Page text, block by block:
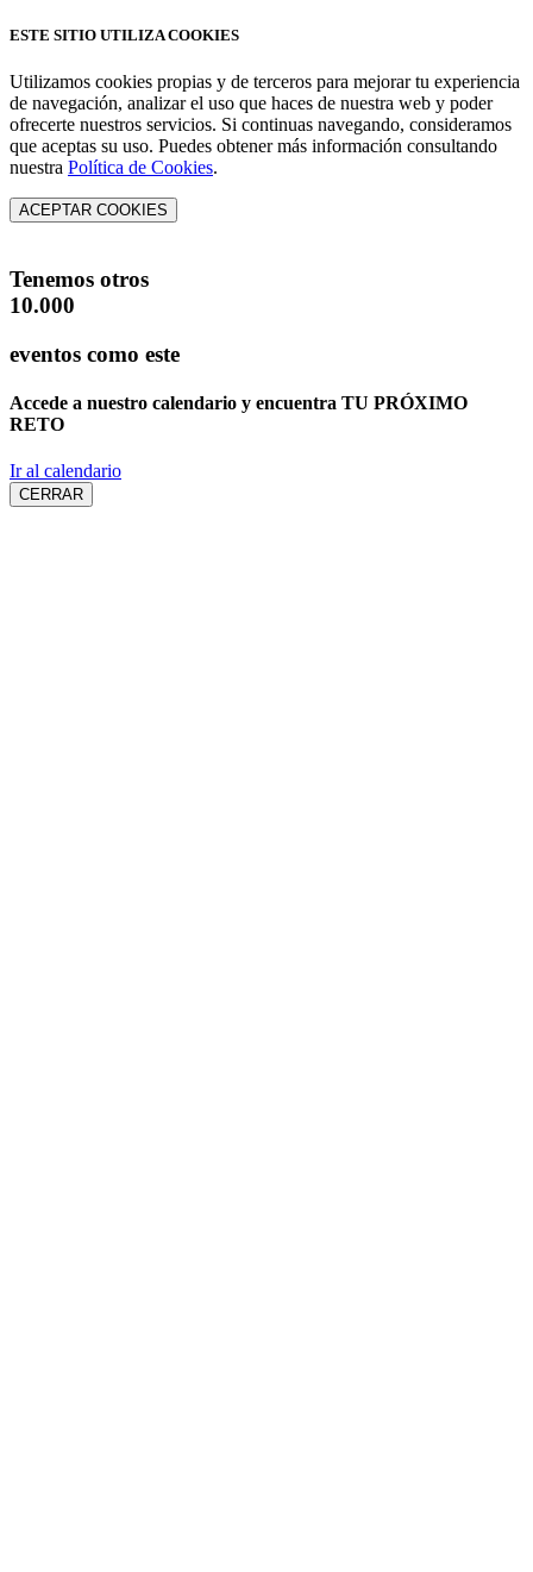
ESTE SITIO UTILIZA COOKIES
Utilizamos cookies propias y de terceros para mejorar tu experiencia
de navegación, analizar el uso que haces de nuestra web y poder
ofrecerte nuestros servicios. Si continuas navegando, consideramos
que aceptas su uso. Puedes obtener más información consultando
nuestra Política de Cookies.
ACEPTAR COOKIES
Tenemos otros
10.000
eventos como este
Accede a nuestro calendario y encuentra TU PRÓXIMO
RETO
Ir al calendario
CERRAR